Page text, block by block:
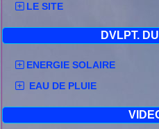
LE SITE
DVLPT.
ENERGIE SOLAIRE
EAU DE PLUIE